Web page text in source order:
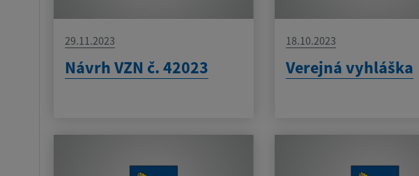
29.11.2023
Návrh VZN č. 42023
18.10.2023
Verejná vyhláška